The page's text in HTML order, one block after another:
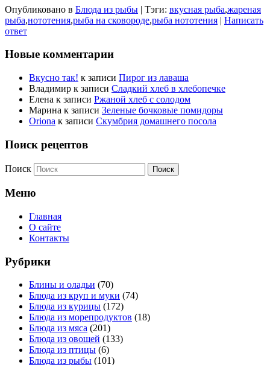
Опубликовано в Блюда из рыбы | Тэги: вкусная рыба,жареная
рыба,нототения,рыба на сковороде,рыба нототения | Написать
ответ
Новые комментарии
Вкусно так! к записи Пирог из лаваша
Владимир к записи Сладкий хлеб в хлебопечке
Елена к записи Ржаной хлеб с солодом
Марина к записи Зеленые бочковые помидоры
Oriona к записи Скумбрия домашнего посола
Поиск рецептов
Поиск
Меню
Главная
О сайте
Контакты
Рубрики
Блины и оладьи (70)
Блюда из круп и муки (74)
Блюда из курицы (172)
Блюда из морепродуктов (18)
Блюда из мяса (201)
Блюда из овощей (133)
Блюда из птицы (6)
Блюда из рыбы (101)